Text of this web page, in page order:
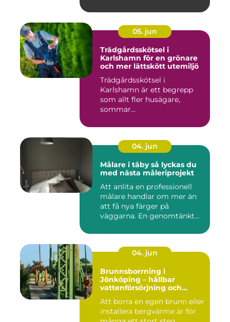
05. jun
Trädgårdsskötsel i
Karlshamn för en grönare
och mer lättskött utemiljö
Trädgårdsskötsel i
Karlshamn är ett begrepp
som allt fler husägare,
sommar...
04. jun
Målare i täby så lyckas du
med nästa måleriprojekt
Att anlita en professionell
målare handlar om mer än
att få nya färger på
väggarna. En genomtänkt
04. jun
Brunnsborrning i
Jönköping – hållbar
vattenförsörjning och
Att borra en egen brunn eller
installera bergvärme är för